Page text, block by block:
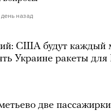
день назад
США будут каждый
Украине ракеты для
две